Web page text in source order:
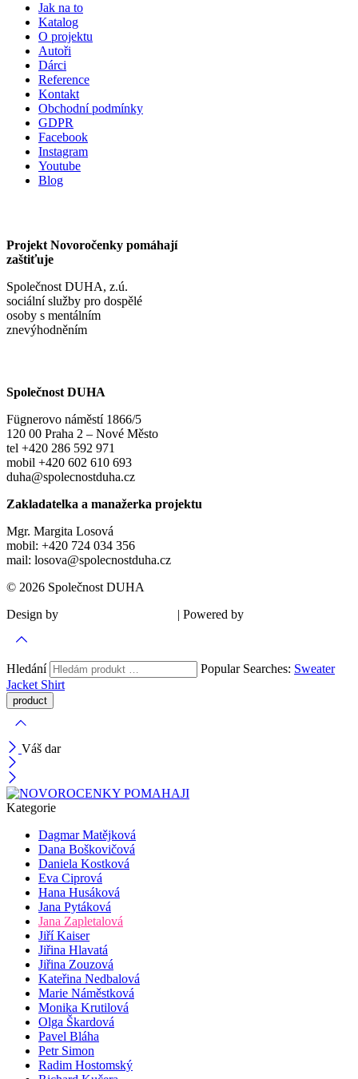
Jak na to
Katalog
O projektu
Autoři
Dárci
Reference
Kontakt
Obchodní podmínky
GDPR
Facebook
Instagram
Youtube
Blog
Projekt Novoročenky pomáhají
zaštiťuje
Společnost DUHA, z.ú.
sociální služby pro dospělé
osoby s mentálním
znevýhodněním
Společnost DUHA
Fügnerovo náměstí 1866/5
120 00 Praha 2 – Nové Město
tel +420 286 592 971
mobil +420 602 610 693
duha@spolecnostduha.cz
Zakladatelka a manažerka projektu
Mgr. Margita Losová
mobil: +420 724 034 356
mail: losova@spolecnostduha.cz
© 2026 Společnost DUHA
Design by
| Powered by
Hledání Popular Searches: Sweater
Jacket Shirt
Váš dar
Kategorie
Dagmar Matějková
Dana Boškovičová
Daniela Kostková
Eva Ciprová
Hana Husáková
Jana Pytáková
Jana Zapletalová
Jiří Kaiser
Jiřina Hlavatá
Jiřina Zouzová
Kateřina Nedbalová
Marie Náměstková
Monika Krutilová
Olga Škardová
Pavel Bláha
Petr Simon
Radim Hostomský